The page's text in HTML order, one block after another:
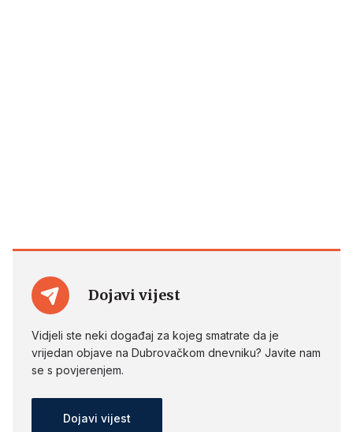
Dojavi vijest
Vidjeli ste neki događaj za kojeg smatrate da je
vrijedan objave na Dubrovačkom dnevniku? Javite nam
se s povjerenjem.
Dojavi vijest